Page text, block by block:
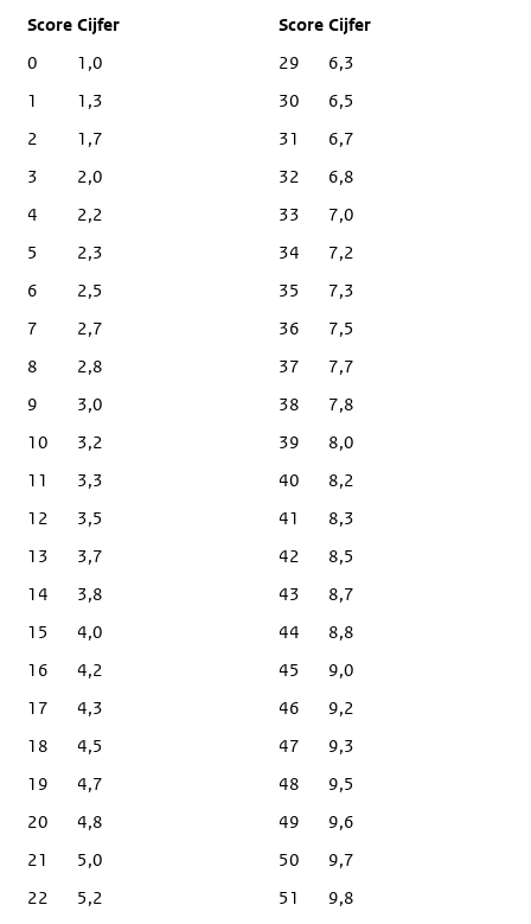
Score Cijfer
0
1,0
1
1,3
2
1,7
3
2,0
4
2,2
5
2,3
6
2,5
7
2,7
8
2,8
9
3,0
10
3,2
11
3,3
12
3,5
13
3,7
14
3,8
15
4,0
16
4,2
17
4,3
18
4,5
19
4,7
20
4,8
21
5,0
22
5,2
29
6,3
30
6,5
31
6,7
32
6,8
33
7,0
34
7,2
35
7,3
36
7,5
37
7,7
38
7,8
39
8,0
40
8,2
41
8,3
42
8,5
43
8,7
44
8,8
45
9,0
46
9,2
47
9,3
48
9,5
49
9,6
50
9,7
51
9,8